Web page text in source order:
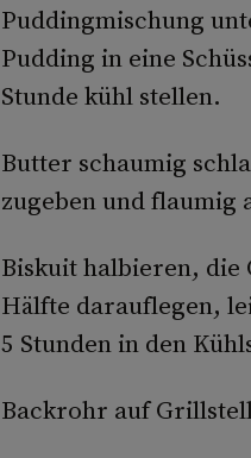
Puddingmischung
Pudding in eine
Stunde kühl stellen.
Butter schaumig
zugeben und flaumig
Biskuit halbieren, die
Hälfte darauflegen,
5 Stunden in den
Backrohr auf